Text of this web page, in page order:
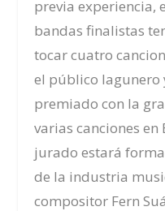
previa experiencia,
bandas finalistas
tocar cuatro
el público lagunero
premiado con la
varias canciones
jurado estará
de la industria
compositor Fern